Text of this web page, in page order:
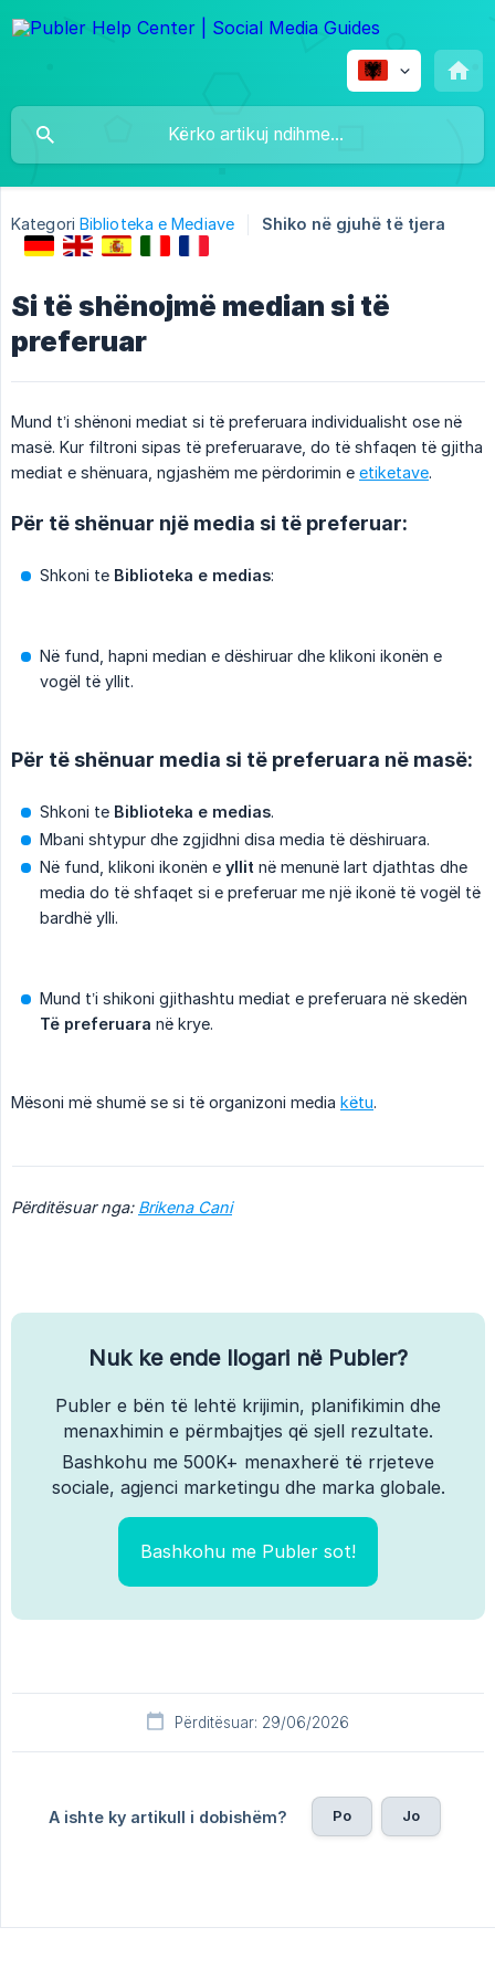
Kategori Biblioteka e Mediave Shiko në gjuhë të tjera
Si të shënojmë median si të
preferuar
Mund t’i shënoni mediat si të preferuara individualisht ose në
masë. Kur filtroni sipas të preferuarave, do të shfaqen të gjitha
mediat e shënuara, ngjashëm me përdorimin e etiketave.
Për të shënuar një media si të preferuar:
Shkoni te Biblioteka e medias:
Në fund, hapni median e dëshiruar dhe klikoni ikonën e
vogël të yllit.
Për të shënuar media si të preferuara në masë:
Shkoni te Biblioteka e medias.
Mbani shtypur dhe zgjidhni disa media të dëshiruara.
Në fund, klikoni ikonën e yllit në menunë lart djathtas dhe
media do të shfaqet si e preferuar me një ikonë të vogël të
bardhë ylli.
Mund t’i shikoni gjithashtu mediat e preferuara në skedën
Të preferuara në krye.
Mësoni më shumë se si të organizoni media këtu.
Përditësuar nga: Brikena Cani
Nuk ke ende llogari në Publer?
Publer e bën të lehtë krijimin, planifikimin dhe
menaxhimin e përmbajtjes që sjell rezultate.
Bashkohu me 500K+ menaxherë të rrjeteve
sociale, agjenci marketingu dhe marka globale.
Bashkohu me Publer sot!
Përditësuar: 29/06/2026
A ishte ky artikull i dobishëm? Po Jo